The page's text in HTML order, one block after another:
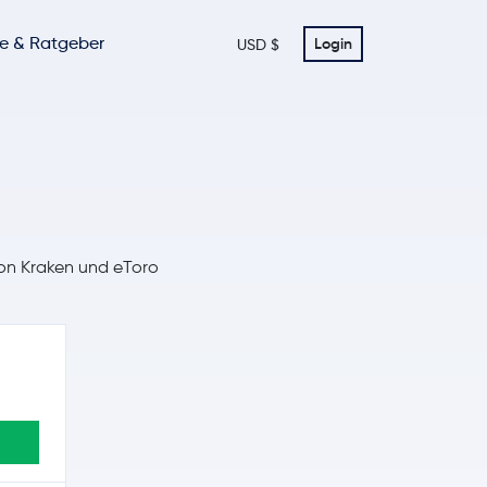
& Ratgeber USD $ Login
Kraken und eToro